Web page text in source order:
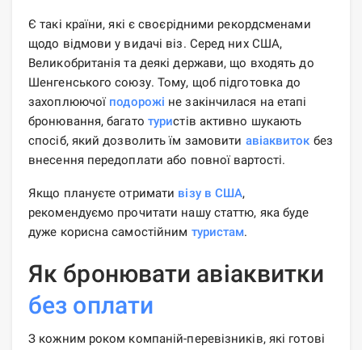
Є такі країни, які є своєрідними рекордсменами
щодо відмови у видачі віз. Серед них США,
Великобританія та деякі держави, що входять до
Шенгенського союзу. Тому, щоб підготовка до
захоплюючої подорожі не закінчилася на етапі
бронювання, багато туристів активно шукають
спосіб, який дозволить їм замовити авіаквиток без
внесення передоплати або повної вартості.
Якщо плануєте отримати візу в США,
рекомендуємо прочитати нашу статтю, яка буде
дуже корисна самостійним туристам.
Як бронювати авіаквитки
без оплати
З кожним роком компаній-перевізників, які готові